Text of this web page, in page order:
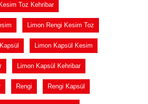
Toz Kehribar
Limon Rengi Kesim Toz
Limon Kapsül Kesim
Limon Kapsül Kehribar
Rengi Rengi Kapsül